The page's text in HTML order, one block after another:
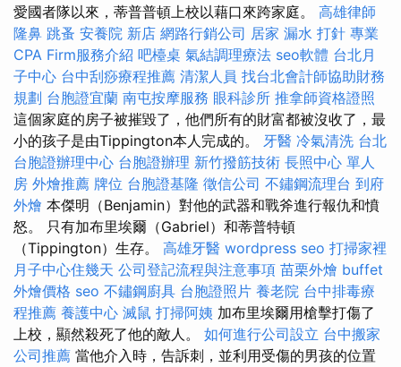
愛國者隊以來，蒂普普頓上校以藉口來跨家庭。 高雄律師
隆鼻 跳蚤 安養院 新店 網路行銷公司 居家 漏水 打針 專業
CPA Firm服務介紹 吧檯桌 氣結調理療法 seo軟體 台北月
子中心 台中刮痧療程推薦 清潔人員 找台北會計師協助財務
規劃 台胞證宜蘭 南屯按摩服務 眼科診所 推拿師資格證照
這個家庭的房子被摧毀了，他們所有的財富都被沒收了，最
小的孩子是由Tippington本人完成的。 牙醫 冷氣清洗 台北
台胞證辦理中心 台胞證辦理 新竹撥筋技術 長照中心 單人
房 外燴推薦 牌位 台胞證基隆 徵信公司 不鏽鋼流理台 到府
外燴 本傑明（Benjamin）對他的武器和戰斧進行報仇和憤
怒。 只有加布里埃爾（Gabriel）和蒂普特頓
（Tippington）生存。 高雄牙醫 wordpress seo 打掃家裡
月子中心住幾天 公司登記流程與注意事項 苗栗外燴 buffet
外燴價格 seo 不鏽鋼廚具 台胞證照片 養老院 台中排毒療
程推薦 養護中心 滅鼠 打掃阿姨 加布里埃爾用槍擊打傷了
上校，顯然殺死了他的敵人。 如何進行公司設立 台中搬家
公司推薦 當他介入時，告訴刺，並利用受傷的男孩的位置